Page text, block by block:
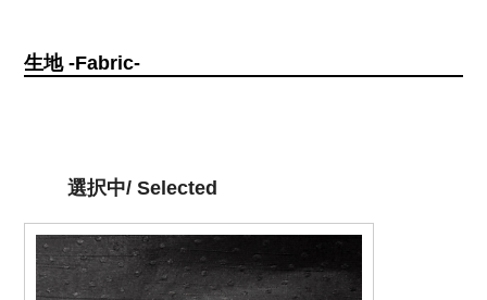
生地 -Fabric-
選択中/ Selected